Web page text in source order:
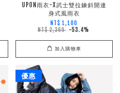
UPON雨衣-X武士雙拉鍊斜開連
身式風雨衣
NT$ 1,100
NT$ 2,360 -53.4%
加入購物車
優惠